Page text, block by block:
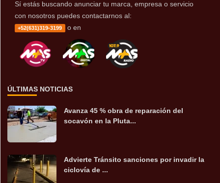
Sí estás buscando anunciar tu marca, empresa o servicio
con nosotros puedes contactarnos al:
+52(631)319-3199 o en
ÚLTIMAS NOTICIAS
Avanza 45 % obra de reparación del
socavón en la Pluta...
Advierte Tránsito sanciones por invadir la
ciclovía de ...